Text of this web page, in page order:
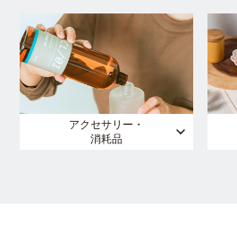
アクセサリー・
消耗品